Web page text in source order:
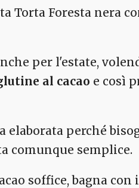
Torta Foresta nera
per l'estate,
al cacao e così
perché
comunque semplice.
soffice, bagna